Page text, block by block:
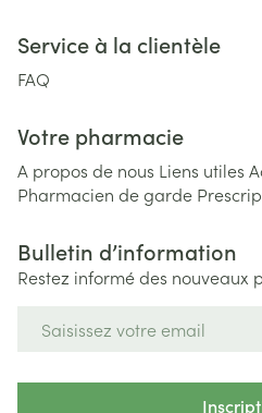
Service à la clientèle
FAQ
Votre pharmacie
A propos de nous Liens utiles
Pharmacien de garde
Bulletin d’information
Restez informé des nouveaux